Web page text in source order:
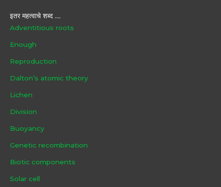
इतर महत्वाचे शब्द ....
Adventitious roots
Enough
Reproduction
Dalton’s atomic theory
Lichen
Division
Buoyancy
Genetic recombination
Biotic components
Solar cell